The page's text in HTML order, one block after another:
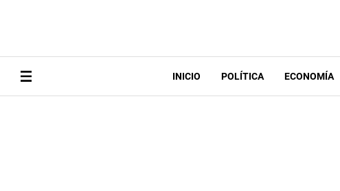
INICIO POLÍTICA ECONOMÍA